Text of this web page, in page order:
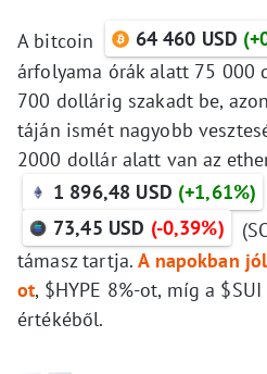
A bitcoin 64 460 USD
árfolyama órák alatt 75 000
700 dollárig szakadt be,
táján ismét nagyobb
2000 dollár alatt van az
1 896,48 USD (+1,61%)
73,45 USD (-0,39%)
támasz tartja.A napokban
ot, $HYPE 8%-ot, míg a
értékéből.